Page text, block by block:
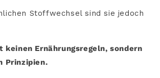
Stoffwechsel sind sie jedoch
keinen Ernährungsregeln, sondern
Prinzipien.